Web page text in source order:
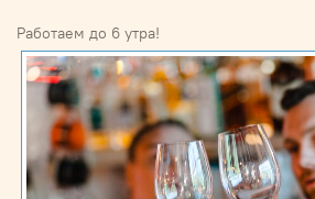
Работаем до 6 утра!